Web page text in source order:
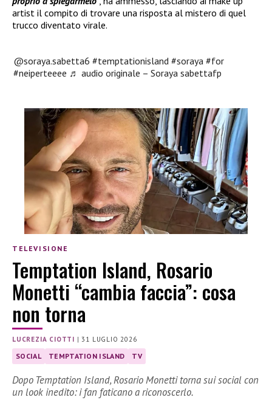
artist il compito di trovare una risposta al mistero di quel
trucco diventato virale.
@soraya.sabetta6 #temptationisland #soraya #for
#neiperteeee ♬ audio originale – Soraya sabettafp
TELEVISIONE
Temptation Island, Rosario
Monetti “cambia faccia”: cosa
non torna
LUCREZIA CIOTTI |31 LUGLIO 2026
SOCIAL TEMPTATION ISLAND TV
Dopo Temptation Island, Rosario Monetti torna sui social con
un look inedito: i fan faticano a riconoscerlo.